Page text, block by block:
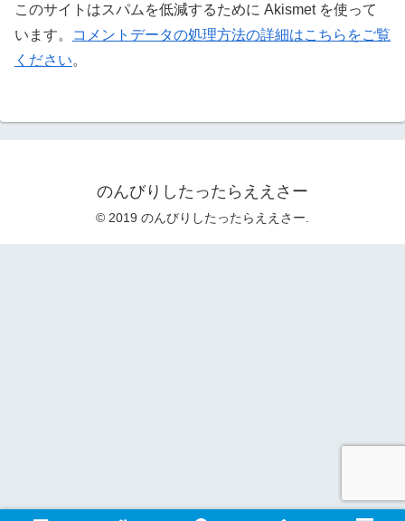
このサイトはスパムを低減するために Akismet を使って
います。
コメントデータの処理方法の詳細はこちらをご覧
ください。
のんびりしたったらええさー
© 2019 のんびりしたったらええさー.